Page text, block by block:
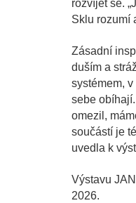
rozvíjet se.
Sklu rozumí
Zásadní
duším a
systémem,
sebe
omezil,
součástí je
uvedla k
Výstavu
2026.